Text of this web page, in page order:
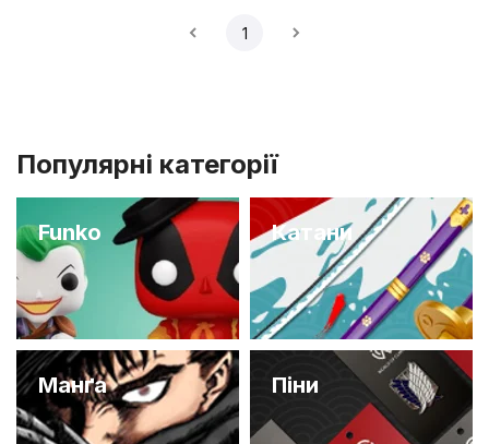
1
Популярні категорії
Funko Катани
Манґа Піни